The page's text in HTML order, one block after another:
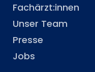
Fachärzt:innen
Unser Team
Presse
Jobs